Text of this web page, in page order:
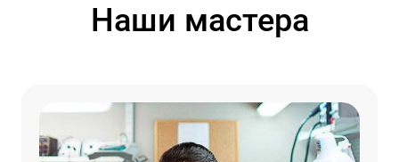
Наши мастера